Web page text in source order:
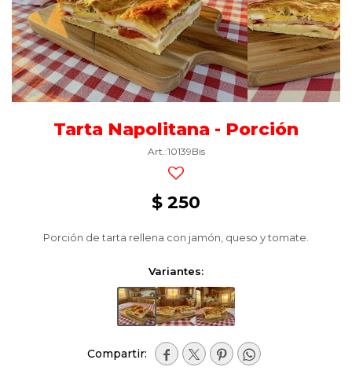
Tarta Napolitana - Porción
10139Bis
$ 250
Porción de tarta rellena con jamón, queso y tomate.
Variantes:
   